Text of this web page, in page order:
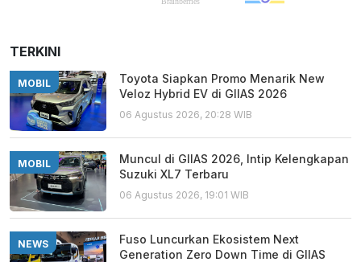
TERKINI
MOBIL
Toyota Siapkan Promo Menarik New
Veloz Hybrid EV di GIIAS 2026
06 Agustus 2026, 20:28 WIB
MOBIL
Muncul di GIIAS 2026, Intip Kelengkapan
Suzuki XL7 Terbaru
06 Agustus 2026, 19:01 WIB
NEWS
Fuso Luncurkan Ekosistem Next
Generation Zero Down Time di GIIAS